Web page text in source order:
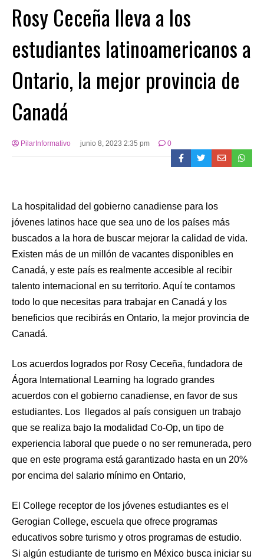
Rosy Ceceña lleva a los
estudiantes latinoamericanos a
Ontario, la mejor provincia de
Canadá
PilarInformativo junio 8, 2023 2:35 pm 0
La hospitalidad del gobierno canadiense para los
jóvenes latinos hace que sea uno de los países más
buscados a la hora de buscar mejorar la calidad de vida.
Existen más de un millón de vacantes disponibles en
Canadá, y este país es realmente accesible al recibir
talento internacional en su territorio. Aquí te contamos
todo lo que necesitas para trabajar en Canadá y los
beneficios que recibirás en Ontario, la mejor provincia de
Canadá.
Los acuerdos logrados por Rosy Ceceña, fundadora de
Ágora International Learning ha logrado grandes
acuerdos con el gobierno canadiense, en favor de sus
estudiantes. Los llegados al país consiguen un trabajo
que se realiza bajo la modalidad Co-Op, un tipo de
experiencia laboral que puede o no ser remunerada, pero
que en este programa está garantizado hasta en un 20%
por encima del salario mínimo en Ontario,
El College receptor de los jóvenes estudiantes es el
Gerogian College, escuela que ofrece programas
educativos sobre turismo y otros programas de estudio.
Si algún estudiante de turismo en México busca iniciar su